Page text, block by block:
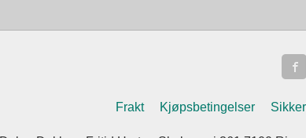
Frakt Kjøpsbetingelser